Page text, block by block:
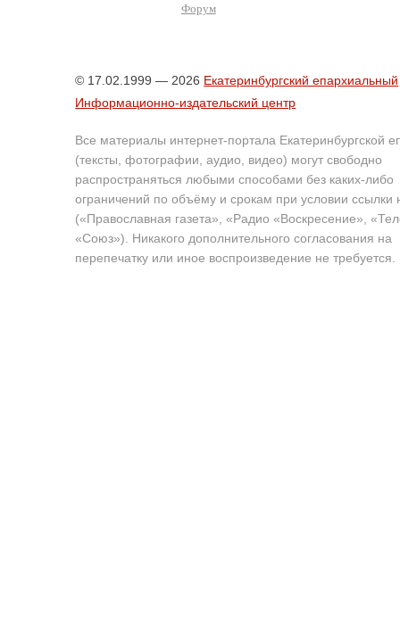
Форум
© 17.02.1999 — 2026 Екатеринбургский епархиальный
Информационно-издательский центр
Все материалы интернет-портала Екатеринбургской
(тексты, фотографии, аудио, видео) могут свободно
распространяться любыми способами без каких-либо
ограничений по объёму и срокам при условии ссылки
(«Православная газета», «Радио «Воскресение»,
«Союз»). Никакого дополнительного согласования на
перепечатку или иное воспроизведение не требуется.